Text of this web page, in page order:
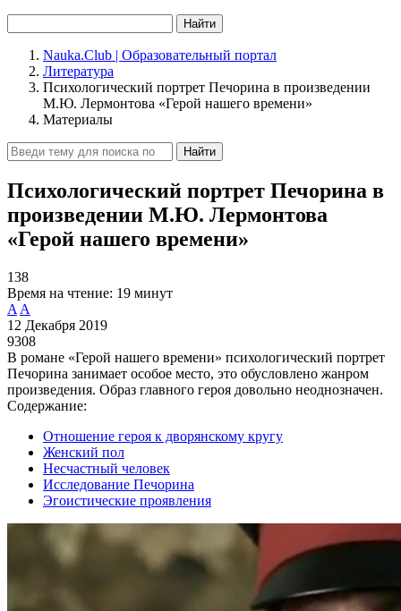
Найти
Nauka.Club | Образовательный портал
Литература
Психологический портрет Печорина в произведении
М.Ю. Лермонтова «Герой нашего времени»
Материалы
Найти
Психологический портрет Печорина в
произведении М.Ю. Лермонтова
«Герой нашего времени»
138
Время на чтение: 19 минут
A A
12 Декабря 2019
9308
В романе «Герой нашего времени» психологический портрет
Печорина занимает особое место, это обусловлено жанром
произведения. Образ главного героя довольно неоднозначен.
Содержание:
Отношение героя к дворянскому кругу
Женский пол
Несчастный человек
Исследование Печорина
Эгоистические проявления